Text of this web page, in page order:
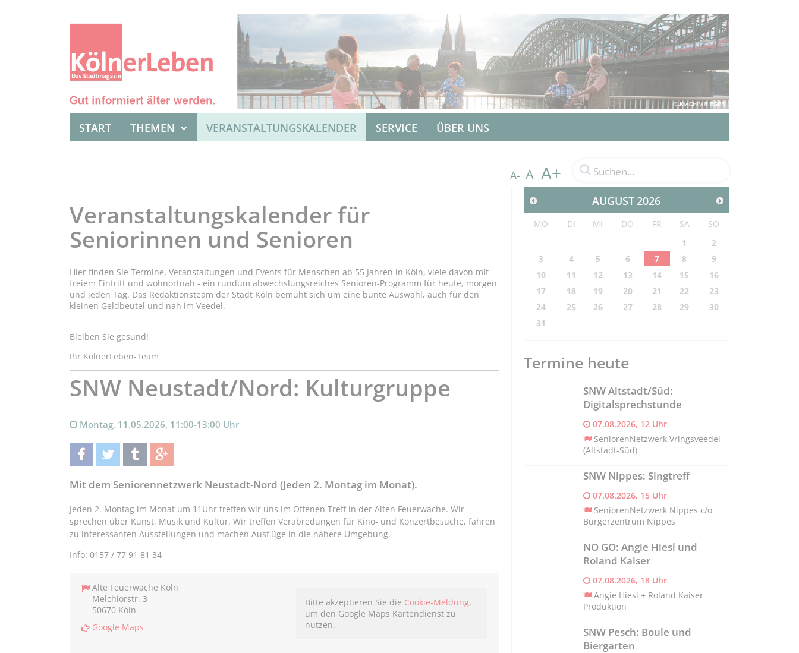
START THEMEN VERANSTALTUNGSKALENDER SERVICE ÜBER UNS
A- A A+
Veranstaltungskalender für
Seniorinnen und Senioren
Hier finden Sie Termine, Veranstaltungen und Events für Menschen ab 55 Jahren in Köln, viele davon mit
freiem Eintritt und wohnortnah - ein rundum abwechslungsreiches Senioren-Programm für heute, morgen
und jeden Tag. Das Redaktionsteam der Stadt Köln bemüht sich um eine bunte Auswahl, auch für den
kleinen Geldbeutel und nah im Veedel.
Bleiben Sie gesund!
Ihr KölnerLeben-Team
SNW Neustadt/Nord: Kulturgruppe
Montag, 11.05.2026, 11:00-13:00 Uhr
teilentwittern teilen teilen
Mit dem Seniorennetzwerk Neustadt-Nord (Jeden 2. Montag im Monat).
Jeden 2. Montag im Monat um 11Uhr treffen wir uns im Offenen Treff in der Alten Feuerwache. Wir
sprechen über Kunst, Musik und Kultur. Wir treffen Verabredungen für Kino- und Konzertbesuche, fahren
zu interessanten Ausstellungen und machen Ausflüge in die nähere Umgebung.
Info: 0157 / 77 91 81 34
Alte Feuerwache Köln
Melchiorstr. 3
50670 Köln
Google Maps
Bitte akzeptieren Sie die Cookie-Meldung,
um den Google Maps Kartendienst zu
nutzen.
AUGUST2026
MO DI MI DO FR SA
SO
1
2
3
4 5 6 7 8
9
10
11 12 13 14 15
16
17
18 19 20 21 22
23
24
25 26 27 28 29
30
31
Termine heute
SNW Altstadt/Süd:
Digitalsprechstunde
07.08.2026, 12 Uhr
SeniorenNetzwerk Vringsveedel
(Altstadt-Süd)
SNW Nippes: Singtreff
07.08.2026, 15 Uhr
SeniorenNetzwerk Nippes c/o
Bürgerzentrum Nippes
NO GO: Angie Hiesl und
Roland Kaiser
07.08.2026, 18 Uhr
Angie Hiesl + Roland Kaiser
Produktion
SNW Pesch: Boule und
Biergarten